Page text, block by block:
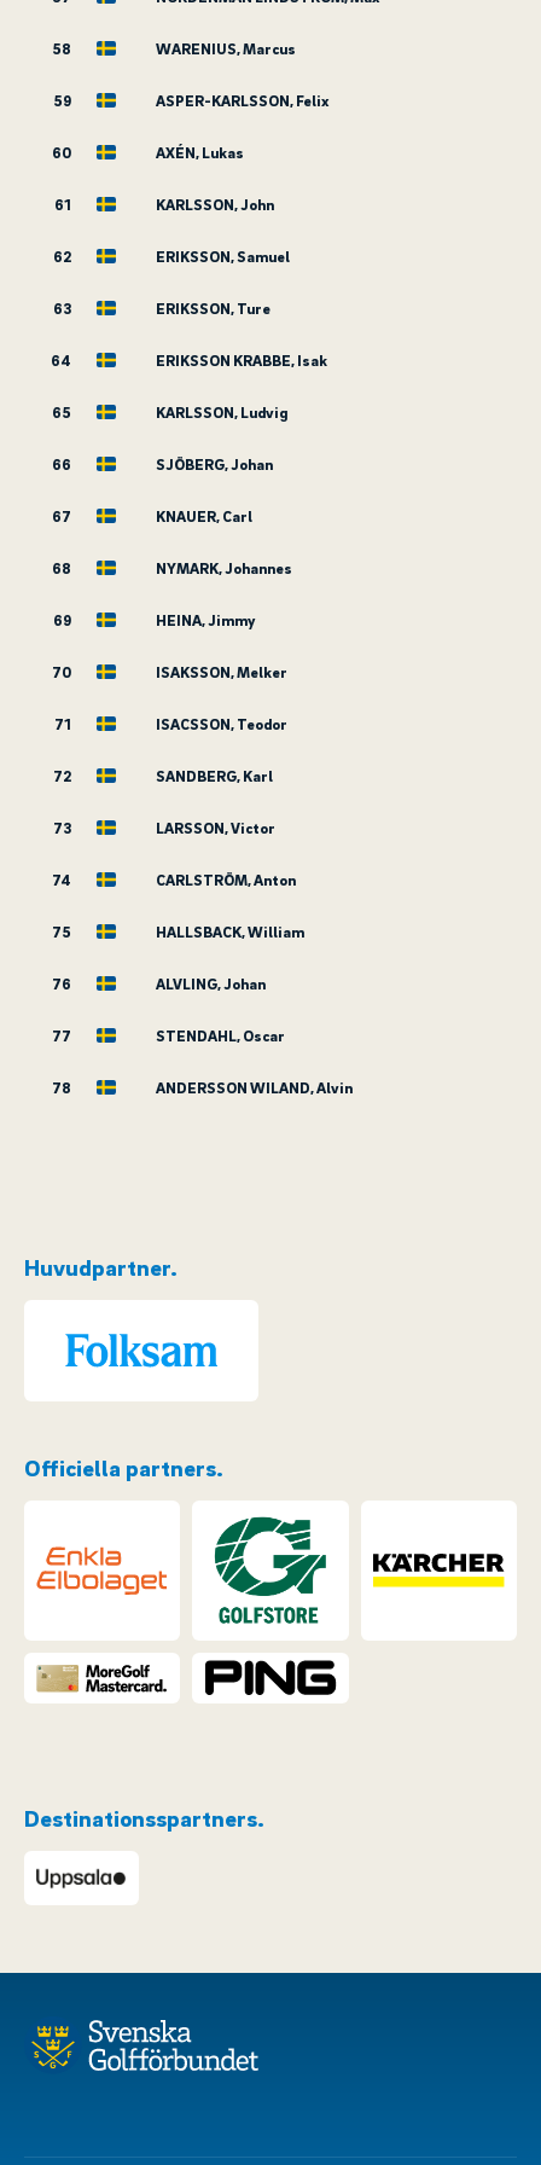
58 WARENIUS, Marcus
59 ASPER-KARLSSON, Felix
60 AXÉN, Lukas
61 KARLSSON, John
62 ERIKSSON, Samuel
63 ERIKSSON, Ture
64 ERIKSSON KRABBE, Isak
65 KARLSSON, Ludvig
66 SJÖBERG, Johan
67 KNAUER, Carl
68 NYMARK, Johannes
69 HEINA, Jimmy
70 ISAKSSON, Melker
71 ISACSSON, Teodor
72 SANDBERG, Karl
73 LARSSON, Victor
74 CARLSTRÖM, Anton
75 HALLSBACK, William
76 ALVLING, Johan
77 STENDAHL, Oscar
78 ANDERSSON WILAND, Alvin
Huvudpartner.
Officiella partners.
Destinationsspartners.